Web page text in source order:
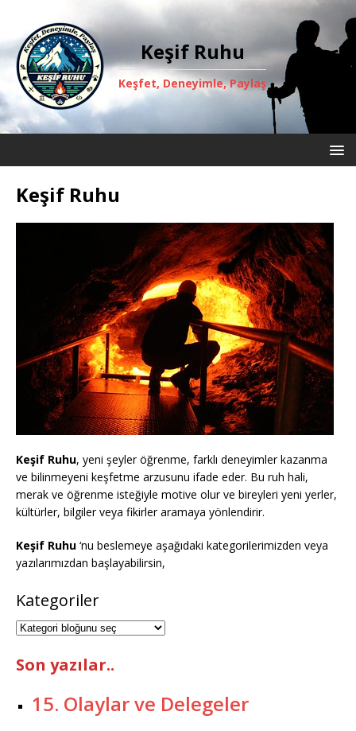
Keşif Ruhu
Keşfet, Deneyimle, Paylaş
Keşif Ruhu
Keşif Ruhu, yeni şeyler öğrenme, farklı deneyimler kazanma
ve bilinmeyeni keşfetme arzusunu ifade eder. Bu ruh hali,
merak ve öğrenme isteğiyle motive olur ve bireyleri yeni yerler,
kültürler, bilgiler veya fikirler aramaya yönlendirir.
Keşif Ruhu ‘nu beslemeye aşağıdaki kategorilerimizden veya
yazılarımızdan başlayabilirsin,
Kategoriler
Son yazılar..
15. Olaylar ve Delegeler